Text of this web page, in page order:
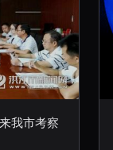
我市考察